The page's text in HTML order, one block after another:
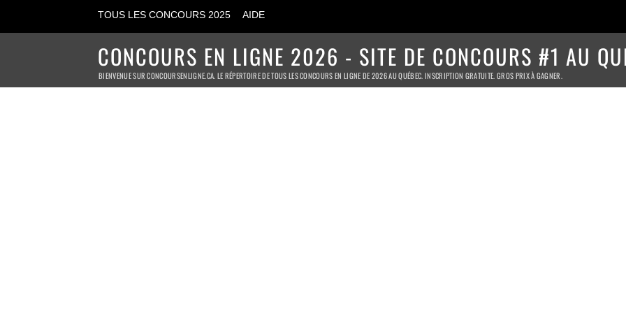
TOUS LES CONCOURS 2025 AIDE
CONCOURS EN LIGNE 2026 - SITE DE CONCOURS #1 AU
BIENVENUE SUR CONCOURSENLIGNE.CA. LE RÉPERTOIRE DE TOUS LES CONCOURS EN LIGNE DE 2026 AU QUÉBEC. INSCRIPTION GRATUITE. GROS PRIX À GAGNER.